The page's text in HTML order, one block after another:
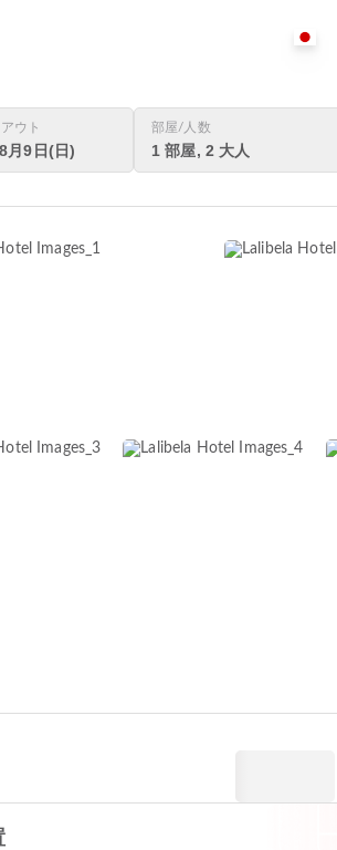
ウト
月9日(日)
部屋/人数
1 部屋, 2 大人